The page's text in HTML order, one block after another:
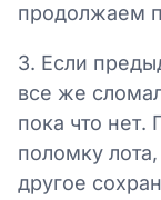
продолжаем
3. Если
все же
пока что нет.
поломку
другое